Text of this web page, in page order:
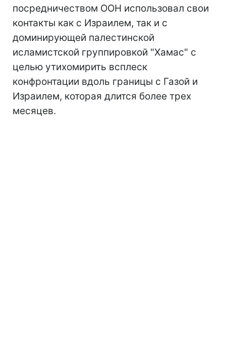
посредничеством ООН использовал свои
контакты как с Израилем, так и с
доминирующей палестинской
исламистской группировкой "Хамас" с
целью утихомирить всплеск
конфронтации вдоль границы с Газой и
Израилем, которая длится более трех
месяцев.